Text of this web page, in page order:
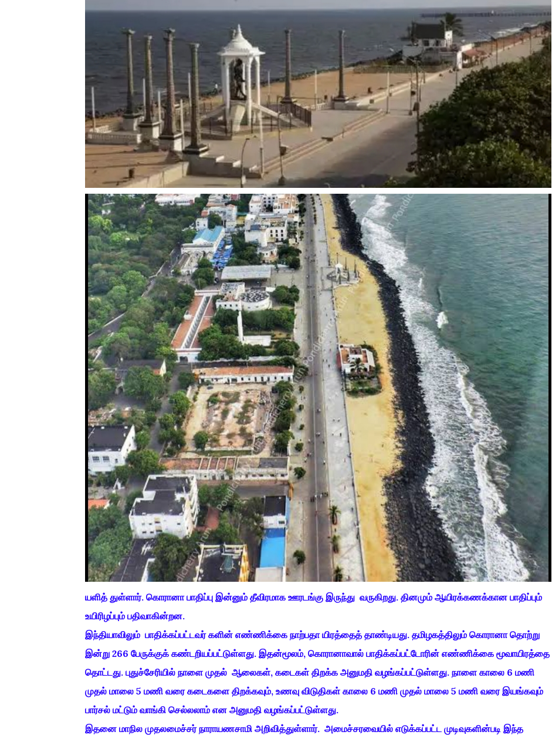
யளித் துள்ளார். கொரானா பாதிப்பு இன்னும் தீவிரமாக ஊரடங்கு இருந்து வருகிறது. தினமும் ஆயிரக்கணக்கான பாதிப்பும்
உயிரிழப்பும் பதிவாகின்றன.
இந்தியாவிலும் பாதிக்கப்பட்டவர் களின் எண்ணிக்கை நாற்பதா யிரத்தைத் தாண்டியது. தமிழகத்திலும் கொரானா தொற்று
இன்று 266 பேருக்குக் கண்டறியப்பட்டுள்ளது. இதன்மூலம், கொரானாவால் பாதிக்கப்பட்டோரின் எண்ணிக்கை மூவாயிரத்தை
தொட்டது. புதுச்சேரியில் நாளை முதல் ஆலைகள், கடைகள் திறக்க அனுமதி வழங்கப்பட்டுள்ளது. நாளை காலை 6 மணி
முதல் மாலை 5 மணி வரை கடைகளை திறக்கவும், உணவு விடுதிகள் காலை 6 மணி முதல் மாலை 5 மணி வரை இயங்கவும்
பார்சல் மட்டும் வாங்கி செல்லலாம் என அனுமதி வழங்கப்பட்டுள்ளது.
இதனை மாநில முதலமைச்சர் நாராயணசாமி அறிவித்துள்ளார். அமைச்சரவையில் எடுக்கப்பட்ட முடிவுகளின்படி இந்த